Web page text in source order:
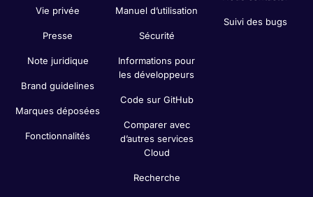
Vie privée
Presse
Note juridique
Brand guidelines
Marques déposées
Fonctionnalités
Manuel d’utilisation
Sécurité
Informations pour
les développeurs
Code sur GitHub
Comparer avec
d’autres services
Cloud
Recherche
Suivi des bugs